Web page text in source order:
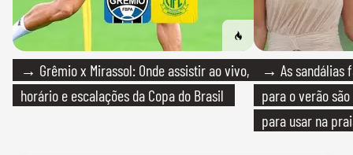
→ Grêmio x Mirassol: Onde assistir ao vivo,
horário e escalações da Copa do Brasil
→ As sandálias
para o verão
para usar na